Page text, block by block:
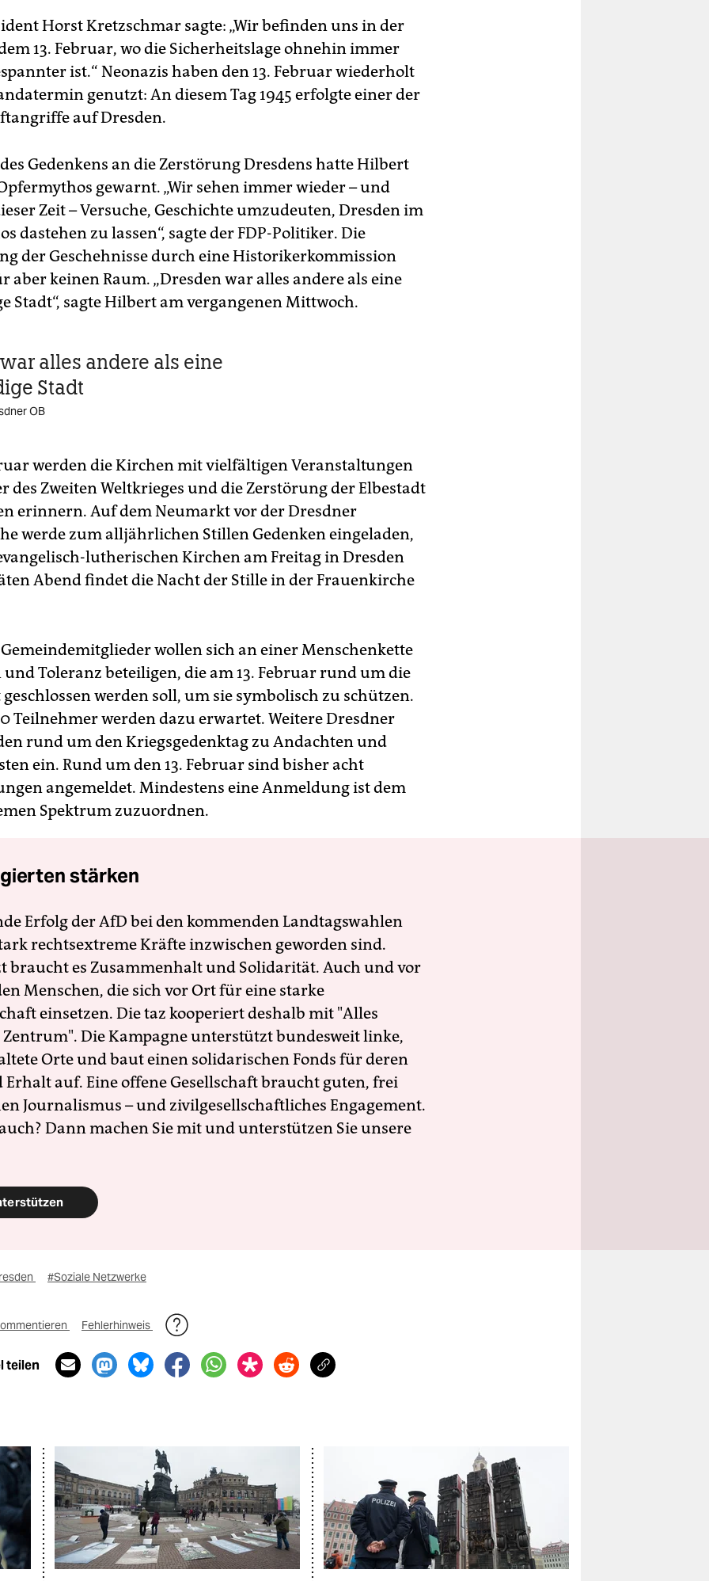
Horst Kretzschmar sagte: „Wir befinden uns in der
13. Februar, wo die Sicherheitslage ohnehin immer
ist.“ Neonazis haben den 13. Februar wiederholt
genutzt: An diesem Tag 1945 erfolgte einer der
auf Dresden.
Gedenkens an die Zerstörung Dresdens hatte Hilbert
gewarnt. „Wir sehen immer wieder – und
Zeit – Versuche, Geschichte umzudeuten, Dresden im
dastehen zu lassen“, sagte der FDP-Politiker. Die
der Geschehnisse durch eine Historikerkommission
aber keinen Raum. „Dresden war alles andere als eine
Stadt“, sagte Hilbert am vergangenen Mittwoch.
alles andere als eine
Stadt
OB
werden die Kirchen mit vielfältigen Veranstaltungen
des Zweiten Weltkrieges und die Zerstörung der Elbestadt
erinnern. Auf dem Neumarkt vor der Dresdner
werde zum alljährlichen Stillen Gedenken eingeladen,
lutherischen Kirchen am Freitag in Dresden
Abend findet die Nacht der Stille in der Frauenkirche
wollen sich an einer Menschenkette
Toleranz beteiligen, die am 13. Februar rund um die
werden soll, um sie symbolisch zu schützen.
Teilnehmer werden dazu erwartet. Weitere Dresdner
rund um den Kriegsgedenktag zu Andachten und
ein. Rund um den 13. Februar sind bisher acht
angemeldet. Mindestens eine Anmeldung ist dem
Spektrum zuzuordnen.
stärken
Erfolg der AfD bei den kommenden Landtagswahlen
rechtsextreme Kräfte inzwischen geworden sind.
braucht es Zusammenhalt und Solidarität. Auch und vor
Menschen, die sich vor Ort für eine starke
einsetzen. Die taz kooperiert deshalb mit "Alles
Die Kampagne unterstützt bundesweit linke,
Orte und baut einen solidarischen Fonds für deren
Erhalt auf. Eine offene Gesellschaft braucht guten, frei
Journalismus – und zivilgesellschaftliches Engagement.
Dann machen Sie mit und unterstützen Sie unsere
#Soziale Netzwerke
Fehlerhinweis
teilen